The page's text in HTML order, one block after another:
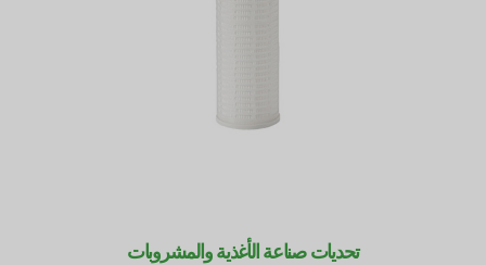
تحديات صناعة الأغذية والمشروبات